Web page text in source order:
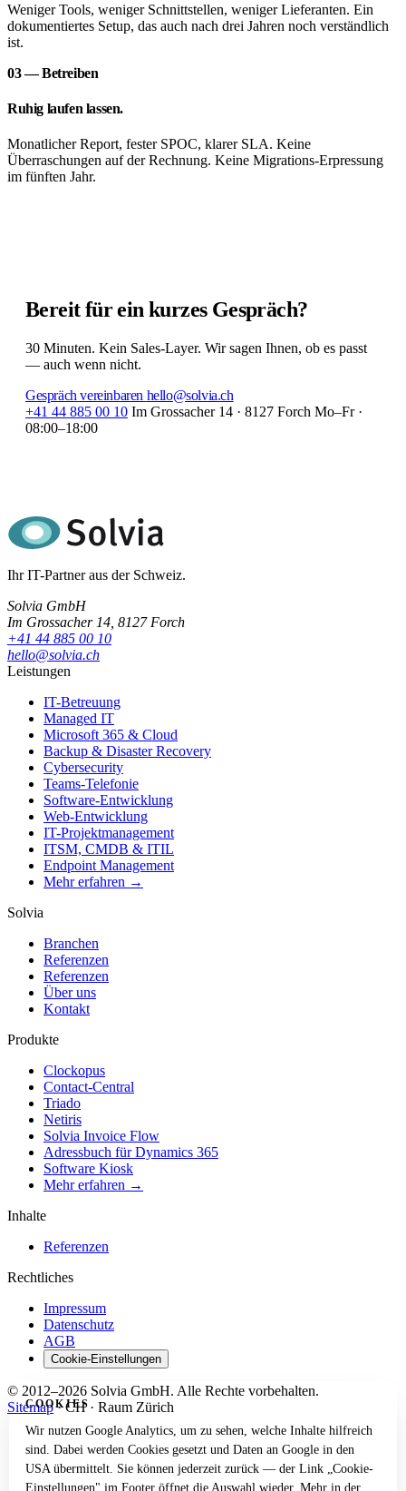
Weniger Tools, weniger Schnittstellen, weniger Lieferanten. Ein
dokumentiertes Setup, das auch nach drei Jahren noch verständlich
ist.
03 — Betreiben
Ruhig laufen lassen.
Monatlicher Report, fester SPOC, klarer SLA. Keine
Überraschungen auf der Rechnung. Keine Migrations-Erpressung
im fünften Jahr.
Bereit für ein kurzes Gespräch?
30 Minuten. Kein Sales-Layer. Wir sagen Ihnen, ob es passt
— auch wenn nicht.
Gespräch vereinbaren hello@solvia.ch
+41 44 885 00 10 Im Grossacher 14 · 8127 Forch Mo–Fr ·
08:00–18:00
Ihr IT-Partner aus der Schweiz.
Solvia GmbH
Im Grossacher 14, 8127 Forch
+41 44 885 00 10
hello@solvia.ch
Leistungen
IT-Betreuung
Managed IT
Microsoft 365 & Cloud
Backup & Disaster Recovery
Cybersecurity
Teams-Telefonie
Software-Entwicklung
Web-Entwicklung
IT-Projektmanagement
ITSM, CMDB & ITIL
Endpoint Management
Mehr erfahren →
Solvia
Branchen
Referenzen
Referenzen
Über uns
Kontakt
Produkte
Clockopus
Contact-Central
Triado
Netiris
Solvia Invoice Flow
Adressbuch für Dynamics 365
Software Kiosk
Mehr erfahren →
Inhalte
Referenzen
Rechtliches
Impressum
Datenschutz
AGB
Cookie-Einstellungen
© 2012–2026 Solvia GmbH. Alle Rechte vorbehalten.
Sitemap · CH · Raum Zürich
COOKIES
Wir nutzen Google Analytics, um zu sehen, welche Inhalte hilfreich
sind. Dabei werden Cookies gesetzt und Daten an Google in den
USA übermittelt. Sie können jederzeit zurück — der Link „Cookie-
Einstellungen" im Footer öffnet die Auswahl wieder. Mehr in der